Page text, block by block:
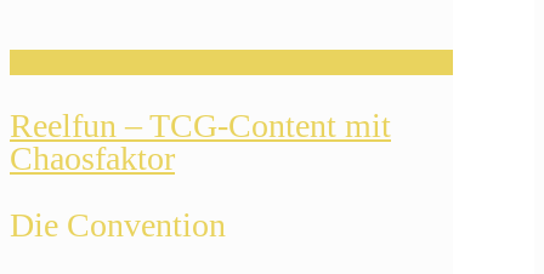
Reelfun – TCG-Content mit
Chaosfaktor
Die Convention